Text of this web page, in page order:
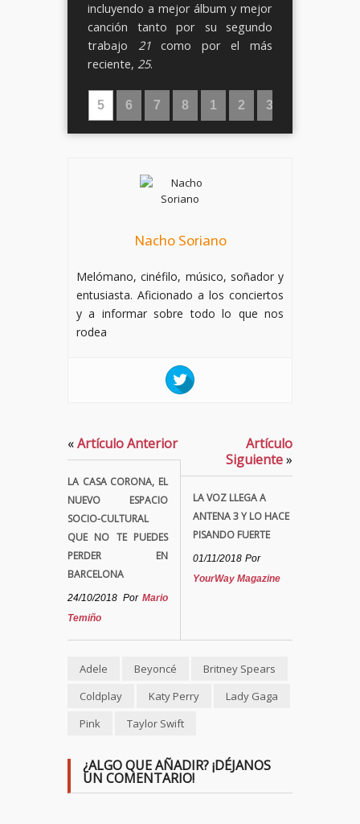
incluyendo a mejor álbum y mejor
canción tanto por su segundo
trabajo 21como por el más
reciente, 25.
5 6 7 8 1 2 3
Nacho Soriano
Melómano, cinéfilo, músico, soñador y
entusiasta. Aficionado a los conciertos
y a informar sobre todo lo que nos
rodea
«Artículo Anterior
LA CASA CORONA, EL
NUEVO ESPACIO
SOCIO-CULTURAL
QUE NO TE PUEDES
PERDER EN
BARCELONA
24/10/2018 Por Mario
Temiño
Artículo
Siguiente»
LA VOZ LLEGA A
ANTENA 3 Y LO HACE
PISANDO FUERTE
01/11/2018 Por
YourWay Magazine
Adele Beyoncé
Britney Spears
Coldplay
Katy Perry
Lady Gaga
Pink
Taylor Swift
¿ALGO QUE AÑADIR? ¡DÉJANOS
UN COMENTARIO!